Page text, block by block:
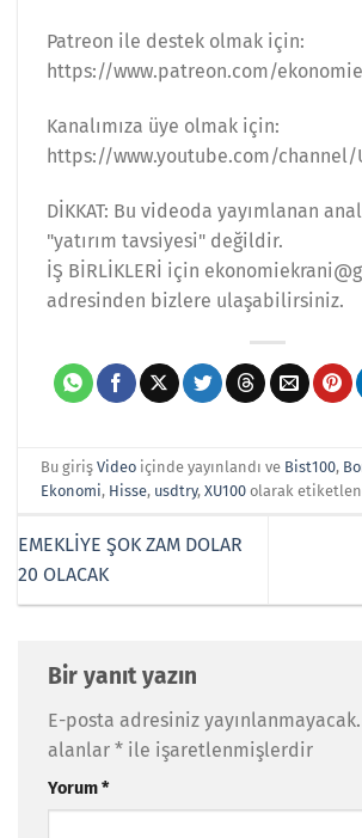
Patreon ile destek olmak için:
https://www.patreon.com/
Kanalımıza üye olmak için:
https://www.youtube.com/channel/
DİKKAT: Bu videoda yayımlanan
"yatırım tavsiyesi" değildir.
İŞ BİRLİKLERİ için
adresinden bizlere ulaşabilirsiniz.
Bu girişVideo içinde yayınlandı ve Bist100,
Ekonomi, Hisse, usdtry,XU100 olarak
EMEKLİYE ŞOK ZAM DOLAR
20 OLACAK
Bir yanıt yazın
E-posta adresiniz yayınlanmayacak.
alanlar * ile işaretlenmişlerdir
Yorum*